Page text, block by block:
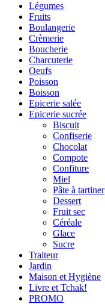
Légumes
Fruits
Boulangerie
Crèmerie
Boucherie
Charcuterie
Oeufs
Poisson
Boisson
Epicerie salée
Epicerie sucrée
Biscuit
Confiserie
Chocolat
Compote
Confiture
Miel
Pâte à tartiner
Dessert
Fruit sec
Céréale
Glace
Sucre
Traiteur
Jardin
Maison et Hygiène
Livre et Tchak!
PROMO